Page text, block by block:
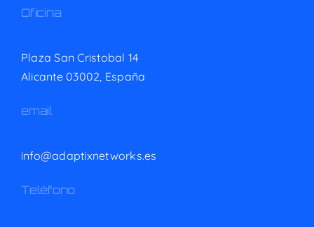
Oficina
Plaza San Cristobal 14
Alicante 03002, España
email
info@adaptixnetworks.es
Teléfono